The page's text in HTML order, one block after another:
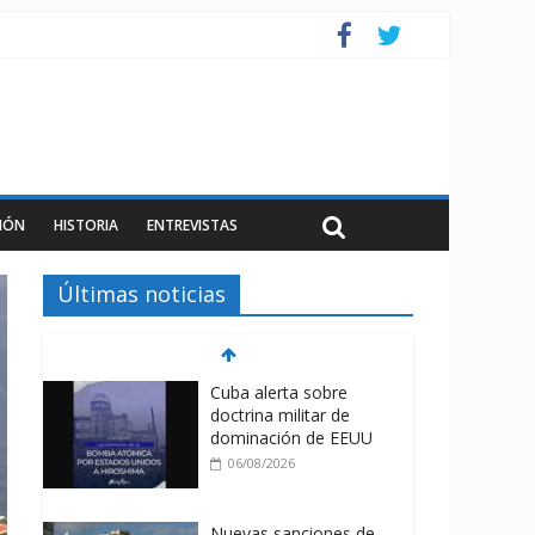
HISTORIA ENTREVISTAS
Últimas noticias
Cuba alerta sobre
doctrina militar de
dominación de EEUU
06/08/2026